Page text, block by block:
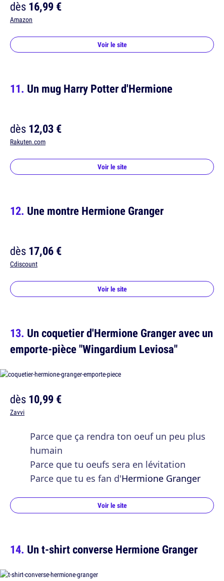
dès16,99 €
Amazon
Voir le site
Un mug Harry Potter d'Hermione
dès12,03 €
Rakuten.com
Voir le site
Une montre Hermione Granger
dès17,06 €
Cdiscount
Voir le site
Un coquetier d'Hermione Granger avec un
emporte-pièce "Wingardium Leviosa"
dès10,99 €
Zavvi
Parce que ça rendra ton oeuf un peu plus
humain
Parce que tu oeufs sera en lévitation
Parce que tu es fan d'Hermione Granger
Voir le site
Un t-shirt converse Hermione Granger